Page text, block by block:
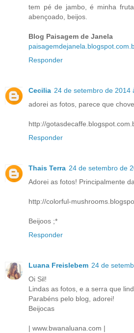
tem pé de jambo, é minha
abençoado, beijos.
Blog Paisagem de Janela
Responder
Cecilia 24 de setembro de 2014
adorei as fotos, parece que
http://
Responder
Thais Terra 24 de setembro de
Adorei as fotos! Principalmente
http://colorful-
Beijoos ;*
Responder
Luana Freislebem 24 de
Oi Sil!
Lindas as fotos, e a serra que
Parabéns pelo blog, adorei!
Beijocas
| www.bwanaluana.com |